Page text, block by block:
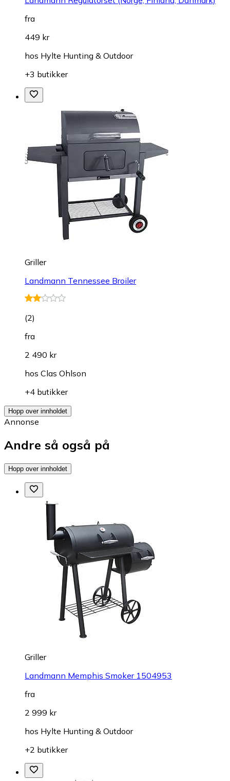
fra
449 kr
hos Hylte Hunting & Outdoor
+3 butikker
Griller
Landmann Tennessee Broiler
(2)
fra
2 490 kr
hos Clas Ohlson
+4 butikker
Hopp over innholdet
Annonse
Andre så også på
Hopp over innholdet
Griller
Landmann Memphis Smoker 1504953
fra
2 999 kr
hos Hylte Hunting & Outdoor
+2 butikker